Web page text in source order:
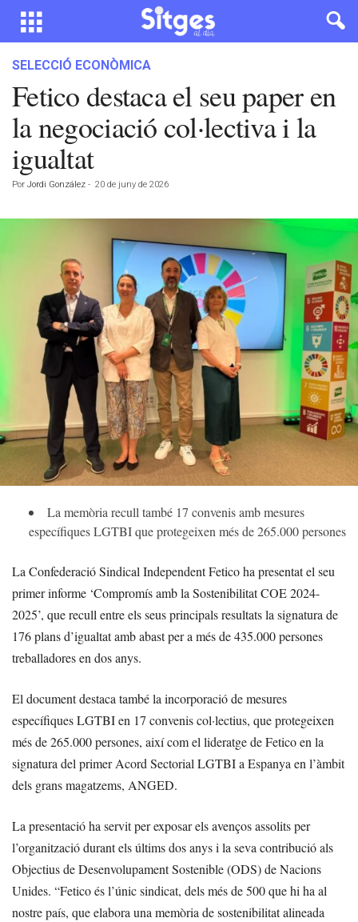
SELECCIÓ ECONÒMICA
Fetico destaca el seu paper en
la negociació col·lectiva i la
igualtat
Por Jordi González - 20 de juny de 2026
La memòria recull també 17 convenis amb mesures
específiques LGTBI que protegeixen més de 265.000 persones
La Confederació Sindical Independent Fetico ha presentat el seu
primer informe ‘Compromís amb la Sostenibilitat COE 2024-
2025’, que recull entre els seus principals resultats la signatura de
176 plans d’igualtat amb abast per a més de 435.000 persones
treballadores en dos anys.
El document destaca també la incorporació de mesures
específiques LGTBI en 17 convenis col·lectius, que protegeixen
més de 265.000 persones, així com el lideratge de Fetico en la
signatura del primer Acord Sectorial LGTBI a Espanya en l’àmbit
dels grans magatzems, ANGED.
La presentació ha servit per exposar els avenços assolits per
l’organització durant els últims dos anys i la seva contribució als
Objectius de Desenvolupament Sostenible (ODS) de Nacions
Unides. “Fetico és l’únic sindicat, dels més de 500 que hi ha al
nostre país, que elabora una memòria de sostenibilitat alineada